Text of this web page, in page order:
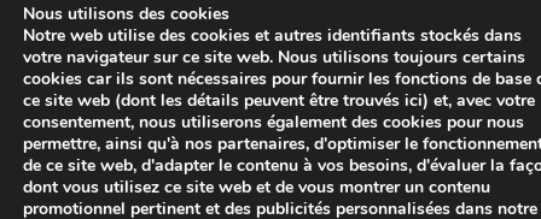
Nous utilisons des cookies
Notre web utilise des cookies et autres identifiants stockés dans
votre navigateur sur ce site web. Nous utilisons toujours certains
cookies car ils sont nécessaires pour fournir les fonctions de base
ce site web (dont les détails peuvent être trouvés ici) et, avec votre
consentement, nous utiliserons également des cookies pour nous
permettre, ainsi qu'à nos partenaires, d'optimiser le
de ce site web, d'adapter le contenu à vos besoins, d'évaluer la
dont vous utilisez ce site web et de vous montrer un contenu
promotionnel pertinent et des publicités personnalisées dans notre